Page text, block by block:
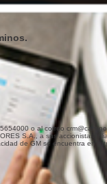
formulario autorizo de manera libre, previa,
S.A., a sus accionistas,
de GM se encuentra en